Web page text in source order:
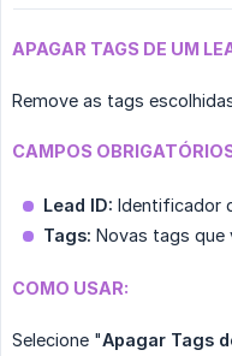
APAGAR TAGS DE UM
Remove as tags
CAMPOS
Lead ID: Identificador
Tags: Novas tags que
COMO USAR:
Selecione "Apagar Tags